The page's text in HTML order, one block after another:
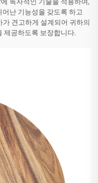
독자적인 기술을 적용하여,
난 기능성을 갖도록 하고
견고하게 설계되어 귀하의
제공하도록 보장합니다.